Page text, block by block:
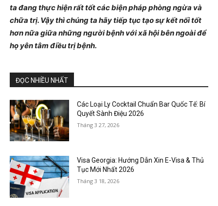
ta đang thực hiện rất tốt các biện pháp phòng ngừa và
chữa trị. Vậy thì chúng ta hãy tiếp tục tạo sự kết nối tốt
hơn nữa giữa những người bệnh với xã hội bên ngoài để
họ yên tâm điều trị bệnh.
ĐỌC NHIỀU NHẤT
Các Loại Ly Cocktail Chuẩn Bar Quốc Tế: Bí
Quyết Sành Điệu 2026
Tháng 3 27, 2026
Visa Georgia: Hướng Dẫn Xin E-Visa & Thủ
Tục Mới Nhất 2026
Tháng 3 18, 2026